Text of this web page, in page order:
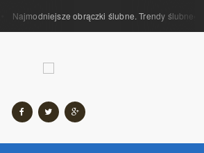
Najmodniejsze obrączki ślubne. Trendy ślubnego